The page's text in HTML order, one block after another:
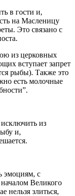
в гости и,
на Масленицу
Это связано с
из церковных
вступает запрет
рыбы). Также это
есть молочные
из
и,
эмоциям, с
Великого
нельзя злиться,